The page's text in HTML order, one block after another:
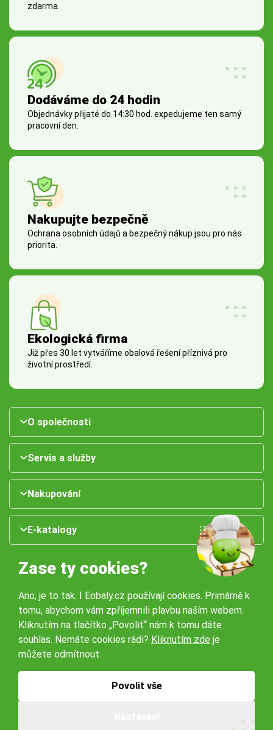
zdarma.
Dodáváme do 24 hodin
Objednávky přijaté do 14:30 hod. expedujeme ten samý
pracovní den.
Nakupujte bezpečně
Ochrana osobních údajů a bezpečný nákup jsou pro nás
priorita.
Ekologická firma
Již přes 30 let vytváříme obalová řešení příznivá pro
životní prostředí.
O společnosti
Servis a služby
Nakupování
E-katalogy
Naše pobočky:
Obchodní podmínky
Zase ty cookies?
Ano, je to tak. I Eobaly.cz používají cookies. Primárně k
tomu, abychom vám zpříjemnili plavbu naším webem.
Kliknutím na tlačítko „Povolit“ nám k tomu dáte
souhlas. Nemáte cookies rádi? Kliknutím zde je
můžete odmítnout.
Povolit vše